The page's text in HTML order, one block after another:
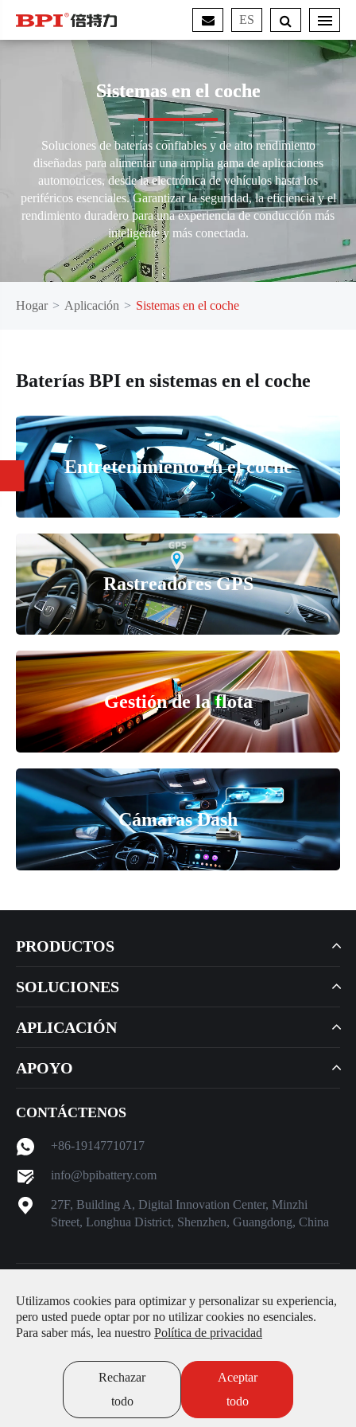
ES
Sistemas en el coche
Soluciones de baterías confiables y de alto rendimiento
diseñadas para alimentar una amplia gama de aplicaciones
automotrices, desde la electrónica de vehículos hasta los
periféricos esenciales. Garantizar la seguridad, la eficiencia y el
rendimiento duradero para una experiencia de conducción más
inteligente y más conectada.
Hogar Aplicación Sistemas en el coche
Baterías BPI en sistemas en el coche
Entretenimiento en el coche
Rastreadores GPS
Gestión de la flota
Cámaras Dash
PRODUCTOS
SOLUCIONES
APLICACIÓN
APOYO
CONTÁCTENOS
+86-19147710717
info@bpibattery.com
27F, Building A, Digital Innovation Center, Minzhi
Street, Longhua District, Shenzhen, Guangdong, China
Ltd.Todos los derechos reservados.
Sitemap | Política de privacidad
Utilizamos cookies para optimizar y personalizar su experiencia,
pero usted puede optar por no utilizar cookies no esenciales.
Para saber más, lea nuestro Política de privacidad
Rechazar
todo
Aceptar
todo